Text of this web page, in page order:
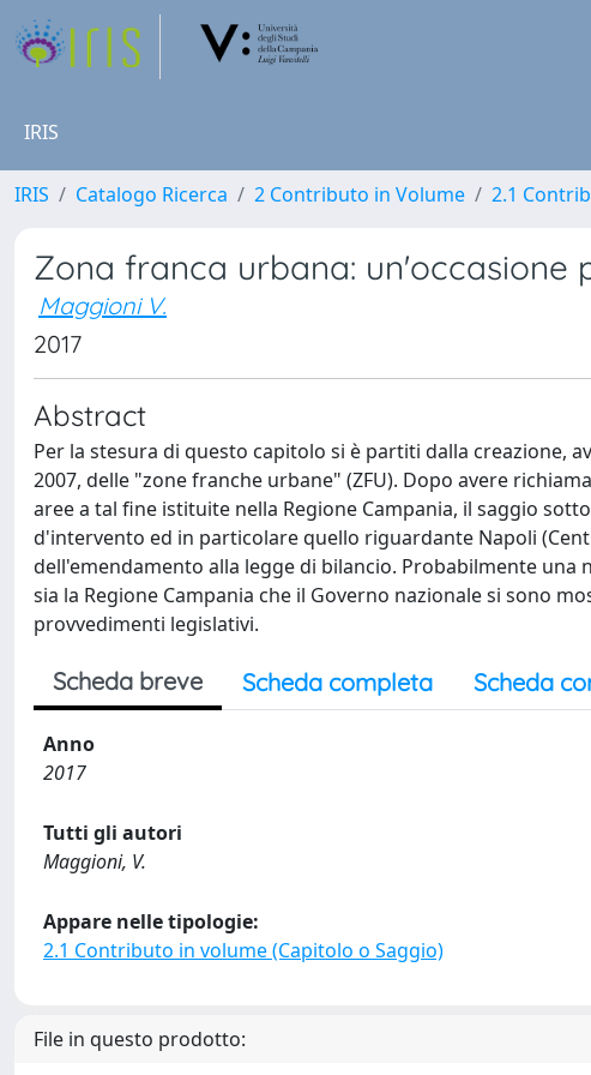
IRIS
IRIS Catalogo Ricerca 2 Contributo in Volume 2.1
Zona franca urbana: un'occasione
Maggioni V.
2017
Abstract
Per la stesura di questo capitolo si è partiti dalla creazione,
2007, delle "zone franche urbane" (ZFU). Dopo avere
aree a tal fine istituite nella Regione Campania, il saggio
d'intervento ed in particolare quello riguardante Napoli
dell'emendamento alla legge di bilancio. Probabilmente una
sia la Regione Campania che il Governo nazionale si sono
provvedimenti legislativi.
Scheda breve Scheda completa Scheda
Anno
2017
Tutti gli autori
Maggioni, V.
Appare nelle tipologie:
2.1 Contributo in volume (Capitolo o Saggio)
File in questo prodotto: